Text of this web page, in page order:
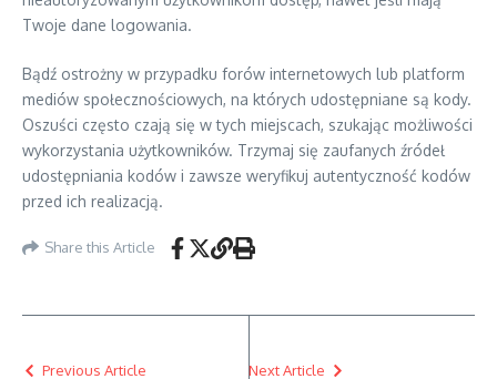
Twoje dane logowania.
Bądź ostrożny w przypadku forów internetowych lub platform
mediów społecznościowych, na których udostępniane są kody.
Oszuści często czają się w tych miejscach, szukając możliwości
wykorzystania użytkowników. Trzymaj się zaufanych źródeł
udostępniania kodów i zawsze weryfikuj autentyczność kodów
przed ich realizacją.
Share this Article
Previous Article Next Article